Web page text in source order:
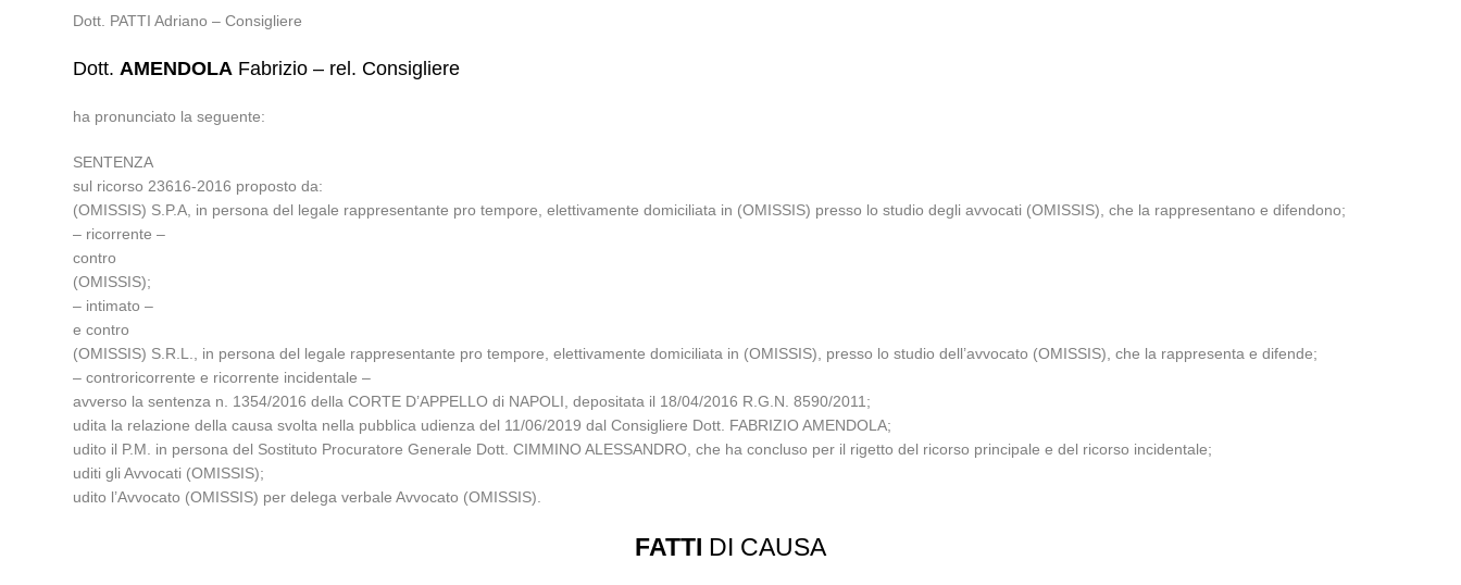
Dott. PATTI Adriano – Consigliere
Dott.AMENDOLA Fabrizio – rel. Consigliere
ha pronunciato la seguente:
SENTENZA
sul ricorso 23616-2016 proposto da:
(OMISSIS) S.P.A, in persona del legale rappresentante pro tempore, elettivamente domiciliata in (OMISSIS) presso lo studio degli avvocati (OMISSIS), che la rappresentano e difendono;
– ricorrente –
contro
(OMISSIS);
– intimato –
e contro
(OMISSIS) S.R.L., in persona del legale rappresentante pro tempore, elettivamente domiciliata in (OMISSIS), presso lo studio dell’avvocato (OMISSIS), che la rappresenta e difende;
– controricorrente e ricorrente incidentale –
avverso la sentenza n. 1354/2016 della CORTE D’APPELLO di NAPOLI, depositata il 18/04/2016 R.G.N. 8590/2011;
udita la relazione della causa svolta nella pubblica udienza del 11/06/2019 dal Consigliere Dott. FABRIZIO AMENDOLA;
udito il P.M. in persona del Sostituto Procuratore Generale Dott. CIMMINO ALESSANDRO, che ha concluso per il rigetto del ricorso principale e del ricorso incidentale;
uditi gli Avvocati (OMISSIS);
udito l’Avvocato (OMISSIS) per delega verbale Avvocato (OMISSIS).
FATTI DI CAUSA